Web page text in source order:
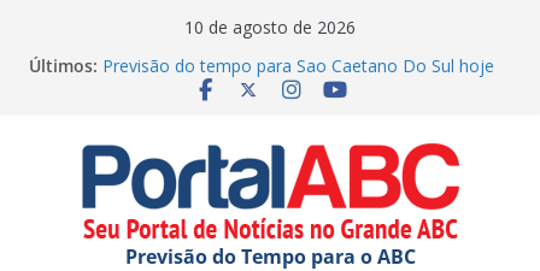
10 de agosto de 2026
Últimos: Previsão do tempo para Sao Caetano Do Sul hoje
(10/08/2026)
Previsão do tempo para Ribeirao Pires hoje
(10/08/2026)
Previsão do tempo para Rio Grande Da Serra hoje
(10/08/2026)
Previsão do tempo para Diadema hoje
(10/08/2026)
Previsão do Tempo para o ABC